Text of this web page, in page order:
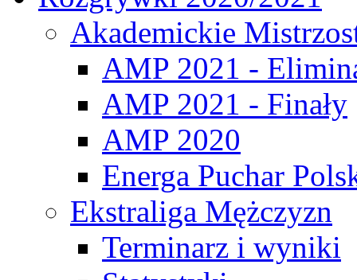
Akademickie
AMP 2021 -
AMP 2021 - Finały
AMP 2020
Energa Puchar
Ekstraliga Mężczyzn
Terminarz i wyniki